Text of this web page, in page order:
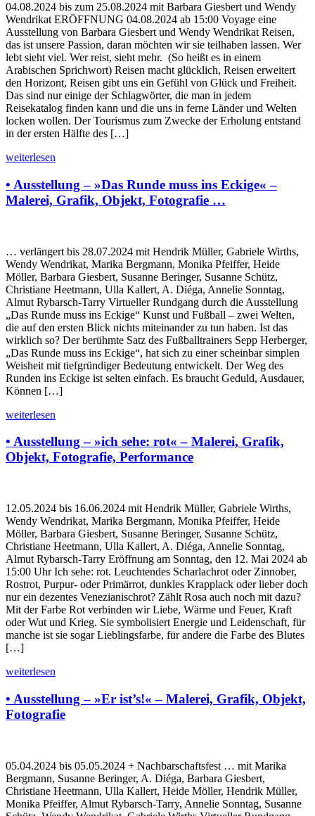
04.08.2024 bis zum 25.08.2024 mit Barbara Giesbert und Wendy
Wendrikat ERÖFFNUNG 04.08.2024 ab 15:00 Voyage eine
Ausstellung von Barbara Giesbert und Wendy Wendrikat Reisen,
das ist unsere Passion, daran möchten wir sie teilhaben lassen. Wer
lebt sieht viel. Wer reist, sieht mehr. (So heißt es in einem
Arabischen Sprichwort) Reisen macht glücklich, Reisen erweitert
den Horizont, Reisen gibt uns ein Gefühl von Glück und Freiheit.
Das sind nur einige der Schlagwörter, die man in jedem
Reisekatalog finden kann und die uns in ferne Länder und Welten
locken wollen. Der Tourismus zum Zwecke der Erholung entstand
in der ersten Hälfte des […]
weiterlesen
• Ausstellung – »Das Runde muss ins Eckige« –
Malerei, Grafik, Objekt, Fotografie …
… verlängert bis 28.07.2024 mit Hendrik Müller, Gabriele Wirths,
Wendy Wendrikat, Marika Bergmann, Monika Pfeiffer, Heide
Möller, Barbara Giesbert, Susanne Beringer, Susanne Schütz,
Christiane Heetmann, Ulla Kallert, A. Diéga, Annelie Sonntag,
Almut Rybarsch-Tarry Virtueller Rundgang durch die Ausstellung
„Das Runde muss ins Eckige“ Kunst und Fußball – zwei Welten,
die auf den ersten Blick nichts miteinander zu tun haben. Ist das
wirklich so? Der berühmte Satz des Fußballtrainers Sepp Herberger,
„Das Runde muss ins Eckige“, hat sich zu einer scheinbar simplen
Weisheit mit tiefgründiger Bedeutung entwickelt. Der Weg des
Runden ins Eckige ist selten einfach. Es braucht Geduld, Ausdauer,
Können […]
weiterlesen
• Ausstellung – »ich sehe: rot« – Malerei, Grafik,
Objekt, Fotografie, Performance
12.05.2024 bis 16.06.2024 mit Hendrik Müller, Gabriele Wirths,
Wendy Wendrikat, Marika Bergmann, Monika Pfeiffer, Heide
Möller, Barbara Giesbert, Susanne Beringer, Susanne Schütz,
Christiane Heetmann, Ulla Kallert, A. Diéga, Annelie Sonntag,
Almut Rybarsch-Tarry Eröffnung am Sonntag, den 12. Mai 2024 ab
15:00 Uhr Ich sehe: rot. Leuchtendes Scharlachrot oder Zinnober,
Rostrot, Purpur- oder Primärrot, dunkles Krapplack oder lieber doch
nur ein dezentes Venezianischrot? Zählt Rosa auch noch mit dazu?
Mit der Farbe Rot verbinden wir Liebe, Wärme und Feuer, Kraft
oder Wut und Krieg. Sie symbolisiert Energie und Leidenschaft, für
manche ist sie sogar Lieblingsfarbe, für andere die Farbe des Blutes
[…]
weiterlesen
• Ausstellung – »Er ist’s!« – Malerei, Grafik, Objekt,
Fotografie
05.04.2024 bis 05.05.2024 + Nachbarschaftsfest … mit Marika
Bergmann, Susanne Beringer, A. Diéga, Barbara Giesbert,
Christiane Heetmann, Ulla Kallert, Heide Möller, Hendrik Müller,
Monika Pfeiffer, Almut Rybarsch-Tarry, Annelie Sonntag, Susanne